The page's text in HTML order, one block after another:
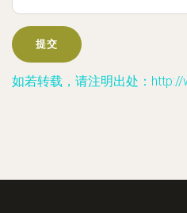
如若转载，请注明出处：http://